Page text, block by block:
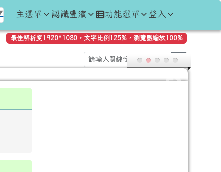
主選單 認識豐濱 功能選單 登入
最佳解析度1920*1080，文字比例125%，瀏覽器縮放100%